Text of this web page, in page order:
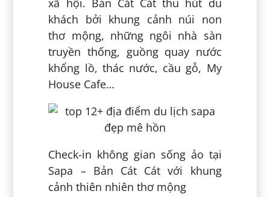
xã hội. Bản Cát Cát thu hút du
khách bởi khung cảnh núi non
thơ mộng, những ngôi nhà sàn
truyền thống, guồng quay nước
khổng lồ, thác nước, cầu gỗ, My
House Cafe…
Check-in không gian sống ảo tại
Sapa – Bản Cát Cát với khung
cảnh thiên nhiên thơ mộng